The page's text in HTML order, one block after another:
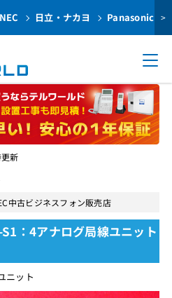
NEC 日立・ナカヨ Panasonic >
新
中古ビジネスフォン販売店
：4アナログ局線ユニット
ニット